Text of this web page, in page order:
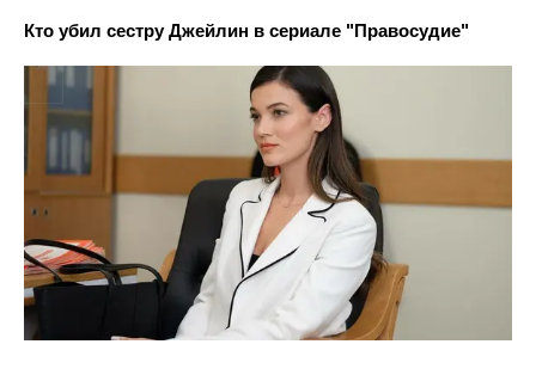
Кто убил сестру Джейлин в сериале "Правосудие"